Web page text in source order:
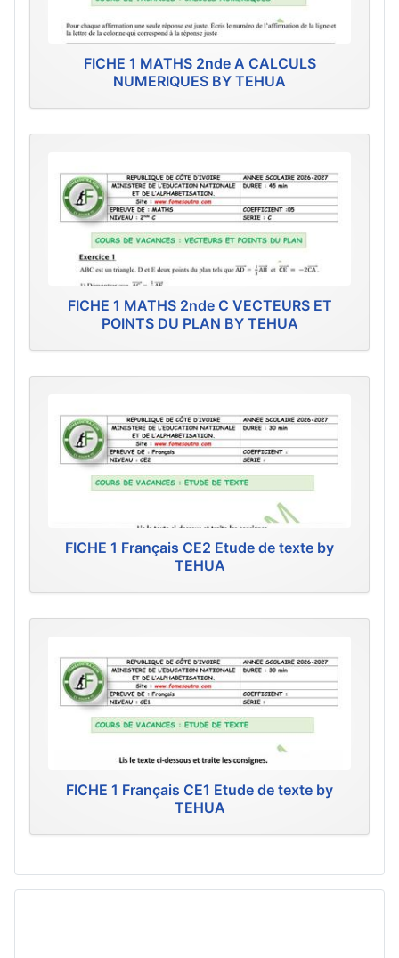
FICHE 1 MATHS 2nde A CALCULS
NUMERIQUES BY TEHUA
FICHE 1 MATHS 2nde C VECTEURS ET
POINTS DU PLAN BY TEHUA
FICHE 1 Français CE2 Etude de texte by
TEHUA
FICHE 1 Français CE1 Etude de texte by
TEHUA